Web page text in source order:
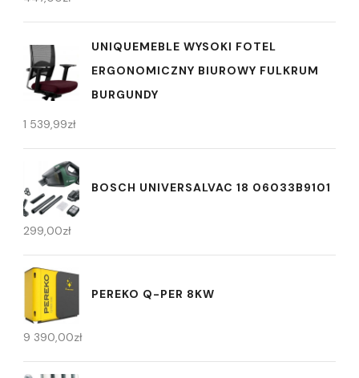
UNIQUEMEBLE WYSOKI FOTEL
ERGONOMICZNY BIUROWY FULKRUM
BURGUNDY
1 539,99zł
BOSCH UNIVERSALVAC 18 06033B9101
299,00zł
PEREKO Q-PER 8KW
9 390,00zł